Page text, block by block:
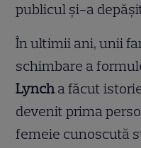
publicul și-a
În ultimii ani, unii
schimbare a
Lynch a făcut
devenit prima
femeie cunoscută